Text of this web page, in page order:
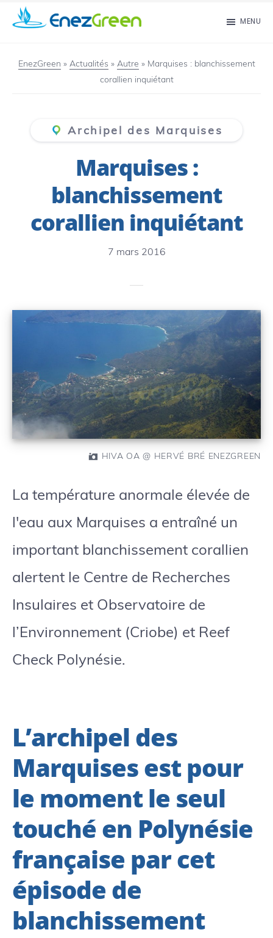
Passer
au
principal
islands
MENU
EnezGreen » Actualités » Autre » Marquises : blanchissement
corallien inquiétant
Archipel des Marquises
Marquises :
blanchissement
corallien inquiétant
7 mars 2016
HIVA OA @ HERVÉ BRÉ ENEZGREEN
La température anormale élevée de
l'eau aux Marquises a entraîné un
important blanchissement corallien
alertent le Centre de Recherches
Insulaires et Observatoire de
l’Environnement (Criobe) et Reef
Check Polynésie.
L’archipel des
Marquises est pour
le moment le seul
touché en Polynésie
française par cet
épisode de
blanchissement